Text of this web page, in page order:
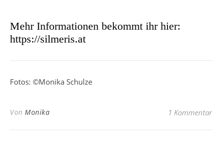
Mehr Informationen bekommt ihr hier:
https://silmeris.at
Fotos: ©Monika Schulze
Von Monika 1 Kommentar